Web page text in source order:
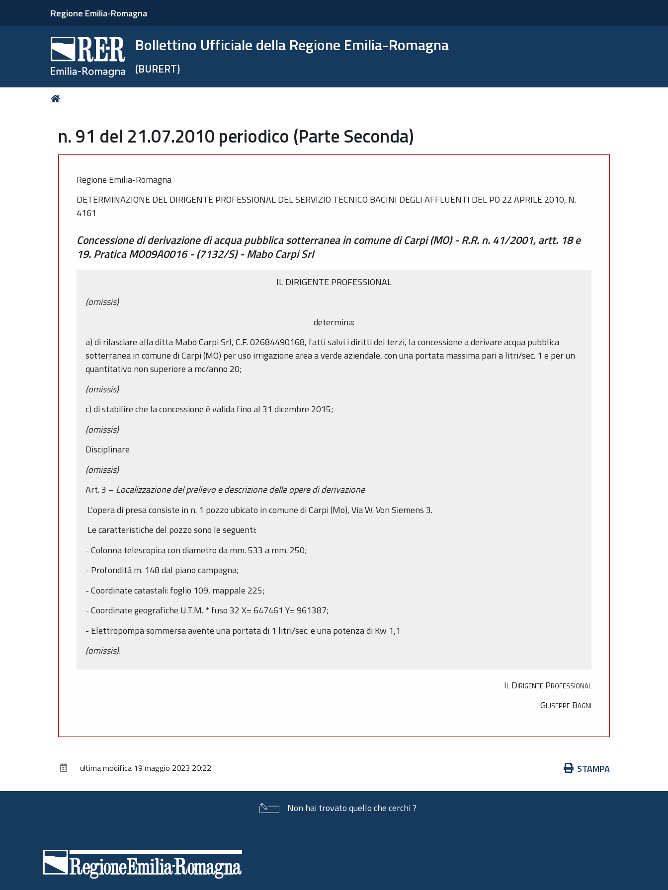
Regione Emilia-Romagna
Bollettino Ufficiale della Regione Emilia-Romagna
(BURERT)
Tu
n. 91 del 21.07.2010 periodico (Parte Seconda)
Regione Emilia-Romagna
DETERMINAZIONE DEL DIRIGENTE PROFESSIONAL DEL SERVIZIO TECNICO BACINI DEGLI AFFLUENTI DEL PO 22 APRILE 2010, N.
4161
Concessione di derivazione di acqua pubblica sotterranea in comune di Carpi (MO) - R.R. n. 41/2001, artt. 18 e
19. Pratica MO09A0016 - (7132/S) - Mabo Carpi Srl
IL DIRIGENTE PROFESSIONAL
(omissis)
determina:
a) di rilasciare alla ditta Mabo Carpi Srl, C.F. 02684490168, fatti salvi i diritti dei terzi, la concessione a derivare acqua pubblica
sotterranea in comune di Carpi (MO) per uso irrigazione area a verde aziendale, con una portata massima pari a litri/sec. 1 e per un
quantitativo non superiore a mc/anno 20;
(omissis)
c) di stabilire che la concessione è valida fino al 31 dicembre 2015;
(omissis)
Disciplinare
(omissis)
Art. 3 – Localizzazione del prelievo e descrizione delle opere di derivazione
L’opera di presa consiste in n. 1 pozzo ubicato in comune di Carpi (Mo), Via W. Von Siemens 3.
Le caratteristiche del pozzo sono le seguenti:
- Colonna telescopica con diametro da mm. 533 a mm. 250;
- Profondità m. 148 dal piano campagna;
- Coordinate catastali: foglio 109, mappale 225;
- Coordinate geografiche U.T.M. * fuso 32 X= 647461 Y= 961387;
- Elettropompa sommersa avente una portata di 1 litri/sec. e una potenza di Kw 1,1
(omissis).
Il Dirigente Professional
Giuseppe Bagni
Azioni
documento
STAMPA
ultima modifica 19 maggio 2023 20:22
Non hai trovato quello che cerchi ?